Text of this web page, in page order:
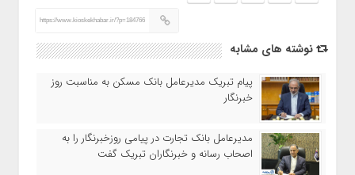
https://www.kioskekhabar.ir/?p=184766
نوشته های مشابه
پیام تبریک مدیرعامل بانک مسکن به مناسبت روز
خبرنگار
مدیرعامل بانک تجارت در پیامی روزخبرنگار را به
اصحاب رسانه و خبرنگاران تبریک گفت